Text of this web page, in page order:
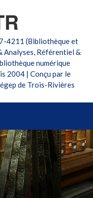
4211 (Bibliothèque et
Analyses, Référentiel &
numérique
2004 | Conçu par le
de Trois-Rivières